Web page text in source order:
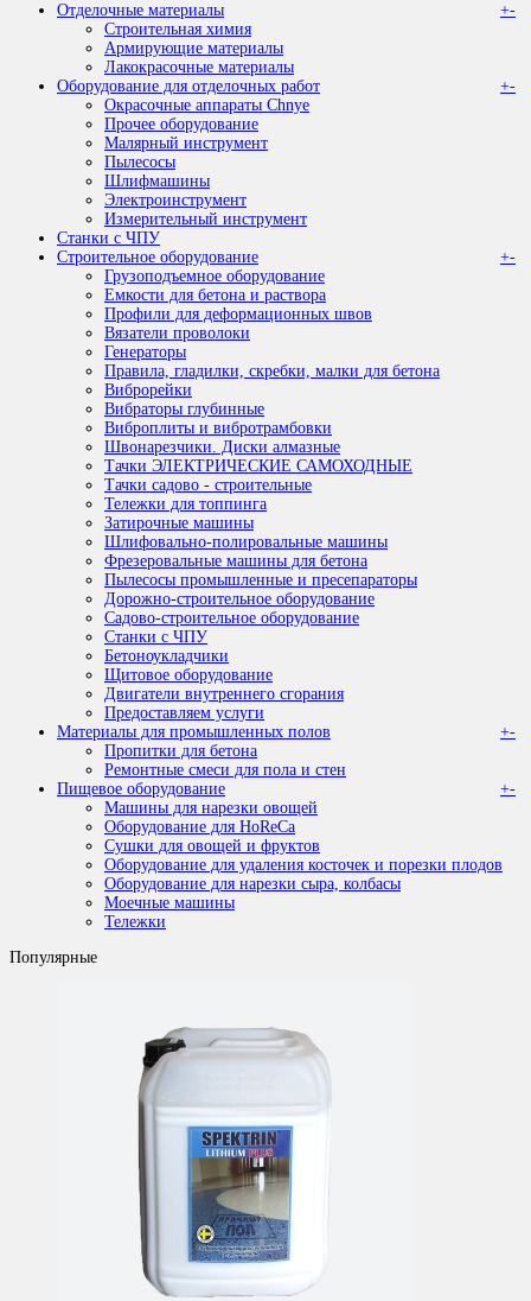
Отделочные материалы
+-
Строительная химия
Армирующие материалы
Лакокрасочные материалы
Оборудование для отделочных работ
+-
Окрасочные аппараты Chnye
Прочее оборудование
Малярный инструмент
Пылесосы
Шлифмашины
Электроинструмент
Измерительный инструмент
Станки с ЧПУ
Строительное оборудование
+-
Грузоподъемное оборудование
Емкости для бетона и раствора
Профили для деформационных швов
Вязатели проволоки
Генераторы
Правила, гладилки, скребки, малки для бетона
Виброрейки
Вибраторы глубинные
Виброплиты и вибротрамбовки
Швонарезчики. Диски алмазные
Тачки ЭЛЕКТРИЧЕСКИЕ САМОХОДНЫЕ
Тачки садово - строительные
Тележки для топпинга
Затирочные машины
Шлифовально-полировальные машины
Фрезеровальные машины для бетона
Пылесосы промышленные и пресепараторы
Дорожно-строительное оборудование
Садово-строительное оборудование
Станки с ЧПУ
Бетоноукладчики
Щитовое оборудование
Двигатели внутреннего сгорания
Предоставляем услуги
Материалы для промышленных полов
+-
Пропитки для бетона
Ремонтные смеси для пола и стен
Пищевое оборудование
+-
Машины для нарезки овощей
Оборудование для HoReCa
Сушки для овощей и фруктов
Оборудование для удаления косточек и порезки плодов
Оборудование для нарезки сыра, колбасы
Моечные машины
Тележки
Популярные